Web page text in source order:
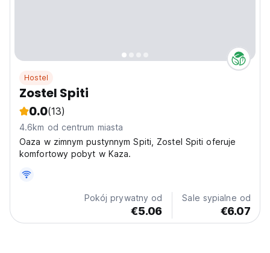
Hostel
Zostel Spiti
0.0(13)
4.6km od centrum miasta
Oaza w zimnym pustynnym Spiti, Zostel Spiti oferuje
komfortowy pobyt w Kaza.
Pokój prywatny od
€5.06
Sale sypialne od
€6.07